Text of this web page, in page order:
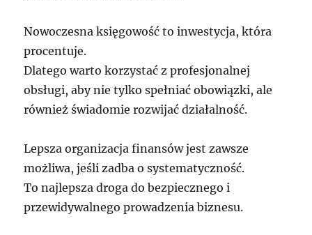
Nowoczesna księgowość to inwestycja, która
procentuje.
Dlatego warto korzystać z profesjonalnej
obsługi, aby nie tylko spełniać obowiązki, ale
również świadomie rozwijać działalność.
Lepsza organizacja finansów jest zawsze
możliwa, jeśli zadba o systematyczność.
To najlepsza droga do bezpiecznego i
przewidywalnego prowadzenia biznesu.